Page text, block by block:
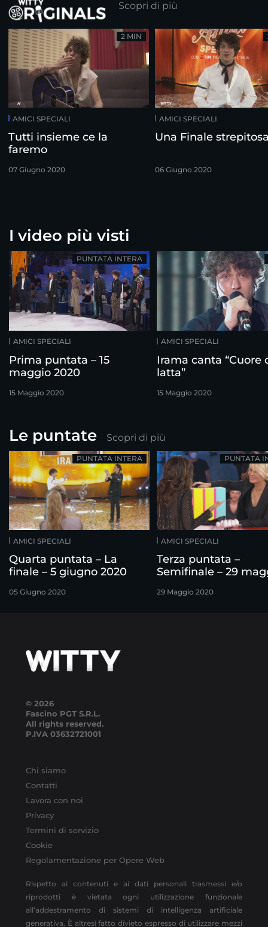
Scopri di più
AMICI SPECIALI
Tutti insieme ce la
faremo
07 Giugno 2020
2 MIN
AMICI SPECIALI
Una Finale
06 Giugno 2020
I video più visti
AMICI SPECIALI
Prima puntata – 15
maggio 2020
15 Maggio 2020
PUNTATA INTERA
AMICI SPECIALI
Irama canta “Cuore
latta”
15 Maggio 2020
Le puntate Scopri di più
AMICI SPECIALI
Quarta puntata – La
finale – 5 giugno 2020
05 Giugno 2020
PUNTATA INTERA
AMICI SPECIALI
Terza puntata –
Semifinale – 29
29 Maggio 2020
PUNTATA
© 2026
Fascino PGT S.R.L.
All rights reserved.
P.IVA 03632721001
Chi siamo
Contatti
Lavora con noi
Privacy
Termini di servizio
Cookie
Regolamentazione per Opere Web
Rispetto ai contenuti e ai dati personali trasmessi e/o
riprodotti è vietata ogni utilizzazione funzionale
all’addestramento di sistemi di intelligenza artificiale
generativa. È altresì fatto divieto espresso di utilizzare mezzi